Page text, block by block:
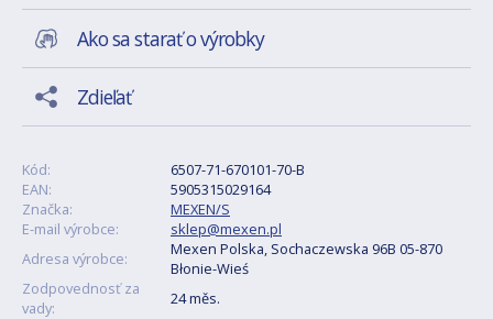
Ako sa starať o výrobky
Zdieľať
Kód:
6507-71-670101-70-B
EAN:
5905315029164
Značka:
MEXEN/S
E-mail výrobce:
sklep@mexen.pl
Adresa výrobce:
Mexen Polska, Sochaczewska 96B 05-870
Błonie-Wieś
Zodpovednosť za
vady:
24 měs.